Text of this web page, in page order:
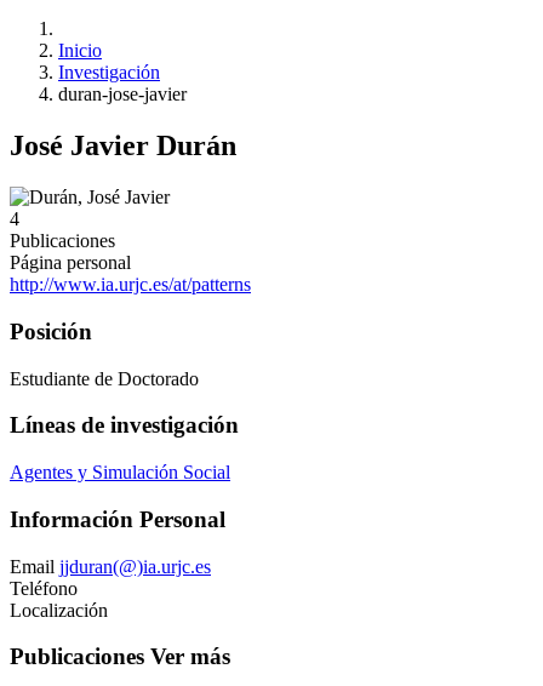
Inicio
Investigación
duran-jose-javier
José Javier Durán
4
Publicaciones
Página personal
http://www.ia.urjc.es/at/patterns
Posición
Estudiante de Doctorado
Líneas de investigación
Agentes y Simulación Social
Información Personal
Email jjduran(@)ia.urjc.es
Teléfono
Localización
Publicaciones Ver más